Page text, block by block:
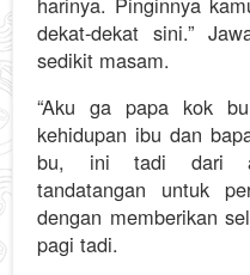
dekat-dekat sini.”
sedikit masam.
“Aku ga papa kok
kehidupan ibu dan
bu, ini tadi dari
tandatangan untuk
dengan memberikan
pagi tadi.